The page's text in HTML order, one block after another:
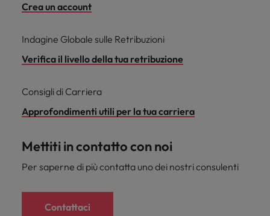
Crea un account
Indagine Globale sulle Retribuzioni
Verifica il livello della tua retribuzione
Consigli di Carriera
Approfondimenti utili per la tua carriera
Mettiti in contatto con noi
Per saperne di più contatta uno dei nostri consulenti
Contattaci